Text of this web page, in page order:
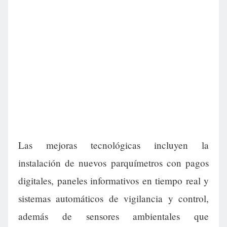
Las mejoras tecnológicas incluyen la
instalación de nuevos parquímetros con pagos
digitales, paneles informativos en tiempo real y
sistemas automáticos de vigilancia y control,
además de sensores ambientales que